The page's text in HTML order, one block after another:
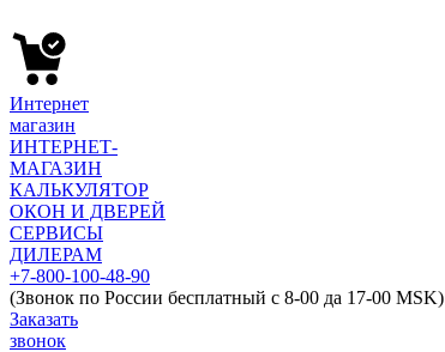
Интернет
магазин
ИНТЕРНЕТ-
МАГАЗИН
КАЛЬКУЛЯТОР
ОКОН И ДВЕРЕЙ
СЕРВИСЫ
ДИЛЕРАМ
+7-800-100-48-90
(Звонок по России бесплатный с 8-00 да 17-00 MSK)
Заказать
звонок